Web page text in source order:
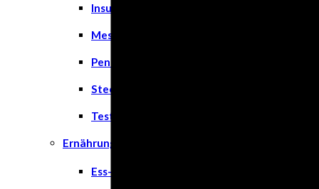
Insulinspritzen
Messgeräte
Pen Nadeln
Stechhilfen
Teststreifen
Ernährung & Trinkhilfen
Ess- und Trinkhilfen